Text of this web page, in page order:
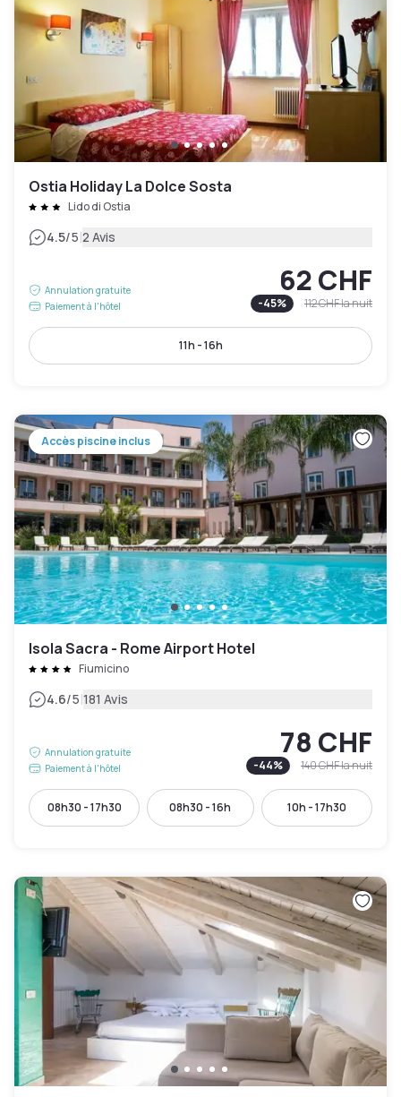
Ostia Holiday La Dolce Sosta
Lido di Ostia
4.5/5|2 Avis
Annulation gratuite
Paiement à l'hôtel
62 CHF
-45% 112 CHFla nuit
11h - 16h
Accès piscine inclus
Isola Sacra - Rome Airport Hotel
Fiumicino
4.6/5|181 Avis
Annulation gratuite
Paiement à l'hôtel
78 CHF
-44% 140 CHFla nuit
08h30 - 17h30 08h30 - 16h 10h - 17h30